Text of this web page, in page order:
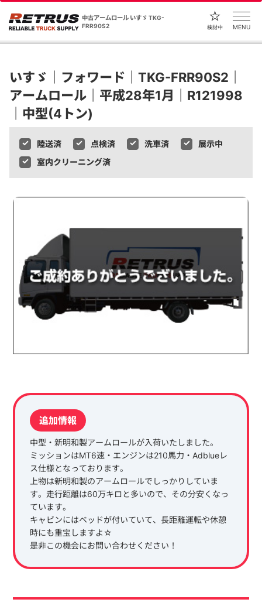
中古アームロール いすゞ TKG-
FRR90S2
検討中 MENU
いすゞ｜フォワード｜TKG-FRR90S2｜
アームロール｜平成28年1月｜R121998
｜中型(4トン)
陸送済 点検済 洗車済
展示中
室内クリーニング済
追加情報
中型・新明和製アームロールが入荷いたしました。
ミッションはMT6速・エンジンは210馬力・Adblueレ
ス仕様となっております。
上物は新明和製のアームロールでしっかりしていま
す。走行距離は60万キロと多いので、その分安くなっ
ています。
キャビンにはベッドが付いていて、長距離運転や休憩
時にも重宝しますよ☆
是非この機会にお問い合わせください！